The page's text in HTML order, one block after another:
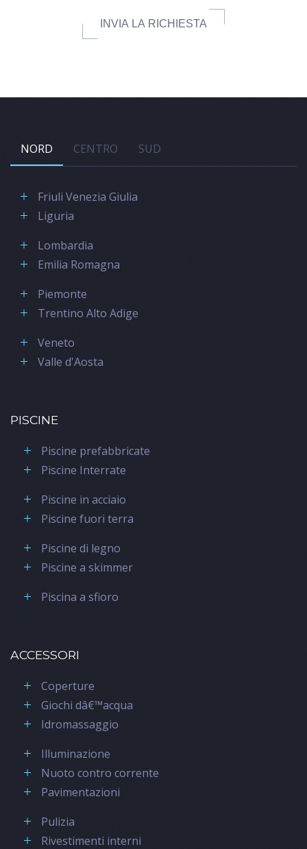
INVIA LA RICHIESTA
NORD CENTRO SUD
Friuli Venezia Giulia
Liguria
Lombardia
Emilia Romagna
Piemonte
Trentino Alto Adige
Veneto
Valle d'Aosta
PISCINE
Piscine prefabbricate
Piscine Interrate
Piscine in acciaio
Piscine fuori terra
Piscine di legno
Piscine a skimmer
Piscina a sfioro
ACCESSORI
Coperture
Giochi dâ€™acqua
Idromassaggio
Illuminazione
Nuoto contro corrente
Pavimentazioni
Pulizia
Rivestimenti interni